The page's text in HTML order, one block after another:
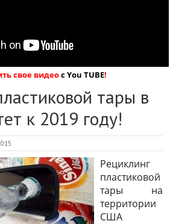
свое видеос You TUBE!
тары в
к 2019 году!
Рециклинг
пластиковой
тары на
территории
США